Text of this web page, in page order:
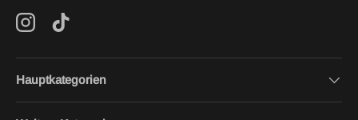
InstagramTikTok
Hauptkategorien